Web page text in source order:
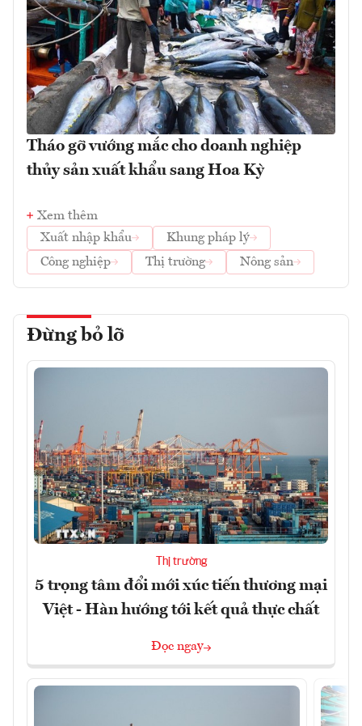
Tháo gỡ vướng mắc cho doanh nghiệp
thủy sản xuất khẩu sang Hoa Kỳ
Xem thêm
Xuất nhập khẩu
Khung pháp lý
Công nghiệp
Thị trường Nông sản
Đừng bỏ lỡ
Thị trường
5 trọng tâm đổi mới xúc tiến thương mại
Việt - Hàn hướng tới kết quả thực chất
Đọc ngay